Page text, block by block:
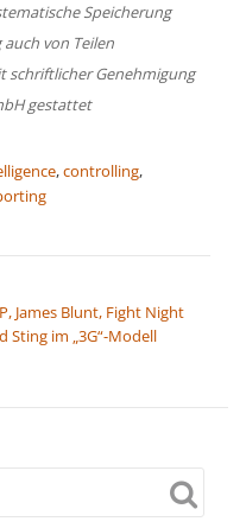
Speicherung
von Teilen
schriftlicher Genehmigung
gestattet
,controlling,
James Blunt, Fight Night
Sting im „3G“-Modell